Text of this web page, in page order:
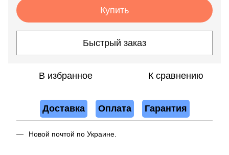
Купить
Быстрый заказ
В избранное К сравнению
Доставка Оплата Гарантия
Новой почтой по Украине.